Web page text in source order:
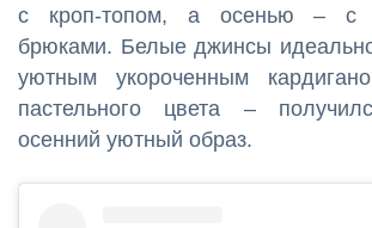
с кроп-топом, а осенью – с
брюками. Белые джинсы
уютным укороченным
пастельного цвета –
осенний уютный образ.